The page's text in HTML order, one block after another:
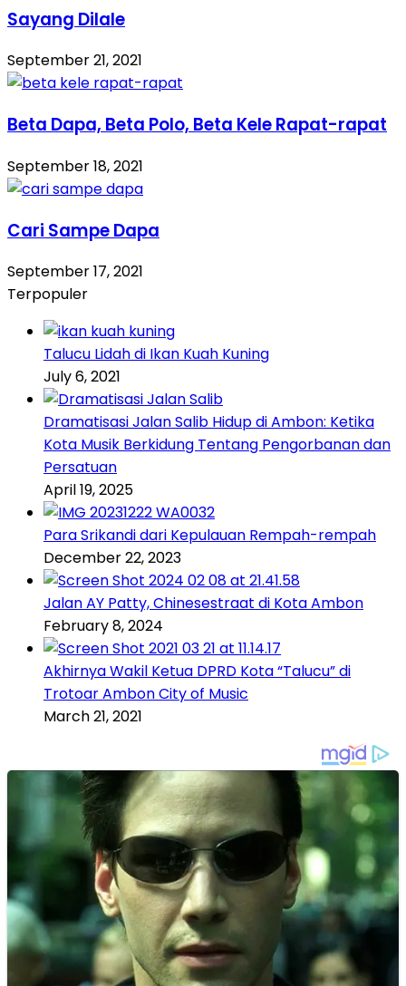
Sayang Dilale
September 21, 2021
Beta Dapa, Beta Polo, Beta Kele Rapat-rapat
September 18, 2021
Cari Sampe Dapa
September 17, 2021
Terpopuler
Talucu Lidah di Ikan Kuah Kuning
July 6, 2021
Dramatisasi Jalan Salib Hidup di Ambon: Ketika
Kota Musik Berkidung Tentang Pengorbanan dan
Persatuan
April 19, 2025
Para Srikandi dari Kepulauan Rempah-rempah
December 22, 2023
Jalan AY Patty, Chinesestraat di Kota Ambon
February 8, 2024
Akhirnya Wakil Ketua DPRD Kota “Talucu” di
Trotoar Ambon City of Music
March 21, 2021